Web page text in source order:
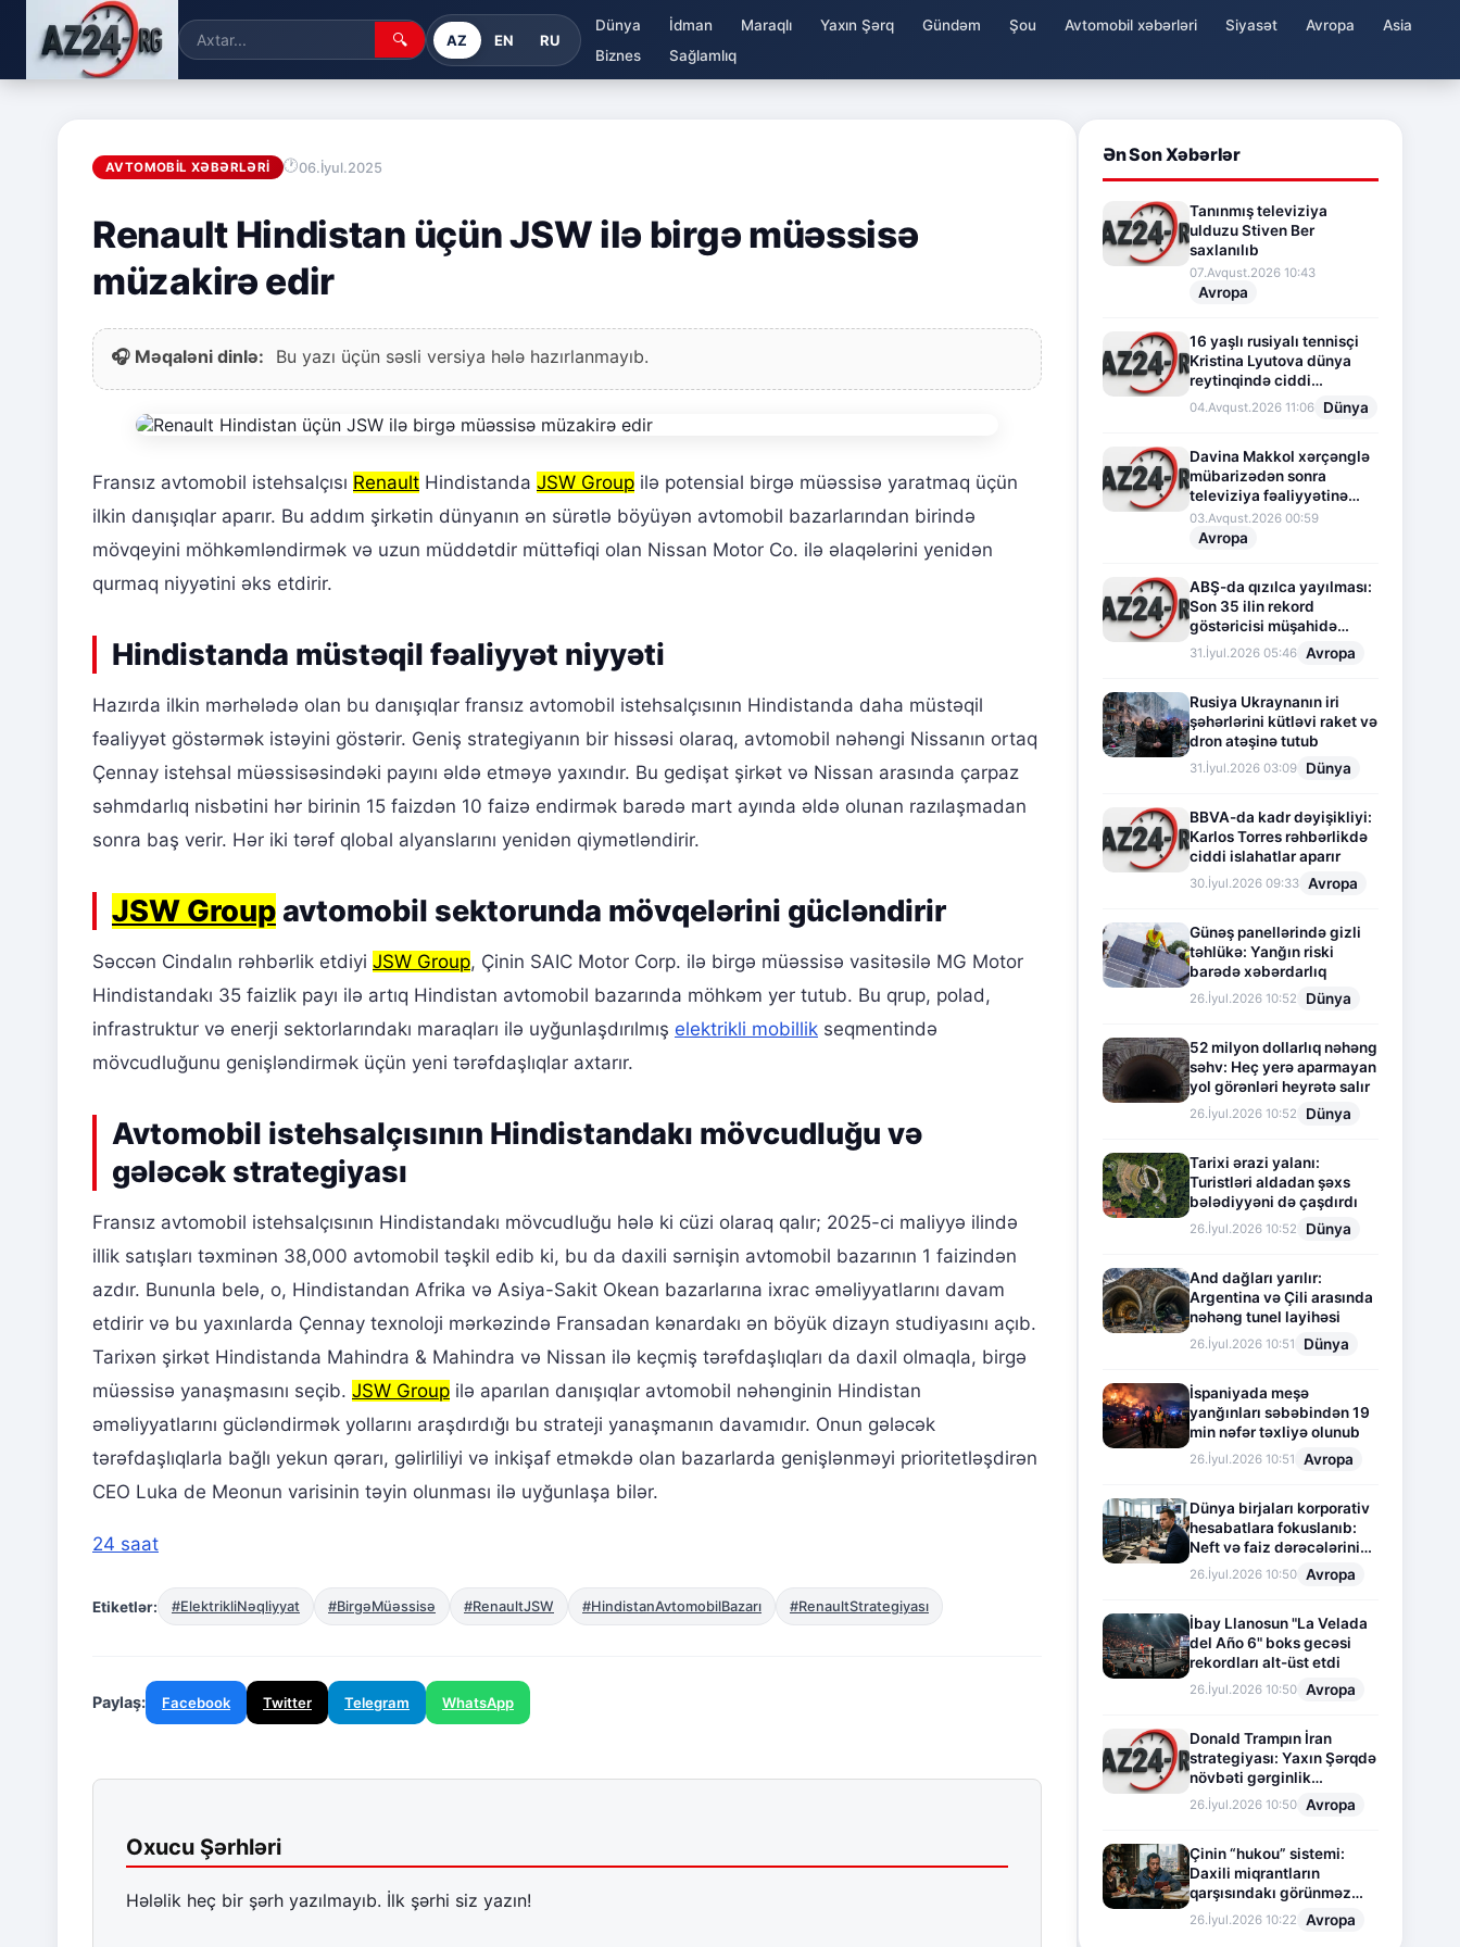
🔍 AZ EN RU
Dünya İdman Maraqlı Yaxın Şərq Gündəm Şou Avtomobil xəbərləri Siyasət Avropa
Asia
Biznes
Sağlamlıq
AVTOMOBIL XƏBƏRLƏRI 06.İyul.2025
Renault Hindistan üçün JSW ilə birgə müəssisə
müzakirə edir
🎧 Məqaləni dinlə: Bu yazı üçün səsli versiya hələ hazırlanmayıb.
Fransız avtomobil istehsalçısı Renault Hindistanda JSW Group ilə potensial birgə müəssisə yaratmaq üçün
ilkin danışıqlar aparır. Bu addım şirkətin dünyanın ən sürətlə böyüyən avtomobil bazarlarından birində
mövqeyini möhkəmləndirmək və uzun müddətdir müttəfiqi olan Nissan Motor Co. ilə əlaqələrini yenidən
qurmaq niyyətini əks etdirir.
Hindistanda müstəqil fəaliyyət niyyəti
Hazırda ilkin mərhələdə olan bu danışıqlar fransız avtomobil istehsalçısının Hindistanda daha müstəqil
fəaliyyət göstərmək istəyini göstərir. Geniş strategiyanın bir hissəsi olaraq, avtomobil nəhəngi Nissanın ortaq
Çennay istehsal müəssisəsindəki payını əldə etməyə yaxındır. Bu gedişat şirkət və Nissan arasında çarpaz
səhmdarlıq nisbətini hər birinin 15 faizdən 10 faizə endirmək barədə mart ayında əldə olunan razılaşmadan
sonra baş verir. Hər iki tərəf qlobal alyanslarını yenidən qiymətləndirir.
JSW Groupavtomobil sektorunda mövqelərini gücləndirir
Səccən Cindalın rəhbərlik etdiyi JSW Group, Çinin SAIC Motor Corp. ilə birgə müəssisə vasitəsilə MG Motor
Hindistandakı 35 faizlik payı ilə artıq Hindistan avtomobil bazarında möhkəm yer tutub. Bu qrup, polad,
infrastruktur və enerji sektorlarındakı maraqları ilə uyğunlaşdırılmış elektrikli mobillik seqmentində
mövcudluğunu genişləndirmək üçün yeni tərəfdaşlıqlar axtarır.
Avtomobil istehsalçısının Hindistandakı mövcudluğu və
gələcək strategiyası
Fransız avtomobil istehsalçısının Hindistandakı mövcudluğu hələ ki cüzi olaraq qalır; 2025-ci maliyyə ilində
illik satışları təxminən 38,000 avtomobil təşkil edib ki, bu da daxili sərnişin avtomobil bazarının 1 faizindən
azdır. Bununla belə, o, Hindistandan Afrika və Asiya-Sakit Okean bazarlarına ixrac əməliyyatlarını davam
etdirir və bu yaxınlarda Çennay texnoloji mərkəzində Fransadan kənardakı ən böyük dizayn studiyasını açıb.
Tarixən şirkət Hindistanda Mahindra & Mahindra və Nissan ilə keçmiş tərəfdaşlıqları da daxil olmaqla, birgə
müəssisə yanaşmasını seçib. JSW Group ilə aparılan danışıqlar avtomobil nəhənginin Hindistan
əməliyyatlarını gücləndirmək yollarını araşdırdığı bu strateji yanaşmanın davamıdır. Onun gələcək
tərəfdaşlıqlarla bağlı yekun qərarı, gəlirliliyi və inkişaf etməkdə olan bazarlarda genişlənməyi prioritetləşdirən
CEO Luka de Meonun varisinin təyin olunması ilə uyğunlaşa bilər.
24 saat
Etiketlər: #ElektrikliNəqliyyat #BirgəMüəssisə #RenaultJSW #HindistanAvtomobilBazarı #RenaultStrategiyası
Paylaş: Facebook Twitter Telegram WhatsApp
Oxucu Şərhləri
Hələlik heç bir şərh yazılmayıb. İlk şərhi siz yazın!
Ən Son Xəbərlər
Tanınmış televiziya
ulduzu Stiven Ber
saxlanılıb
07.Avqust.2026 10:43
Avropa
16 yaşlı rusiyalı tennisçi
Kristina Lyutova dünya
reytinqində ciddi
irəliləyişə imza atdı
04.Avqust.2026 11:06 Dünya
Davina Makkol xərçənglə
mübarizədən sonra
televiziya fəaliyyətinə
fasilə verir
03.Avqust.2026 00:59
Avropa
ABŞ-da qızılca yayılması:
Son 35 ilin rekord
göstəricisi müşahidə
olunur
31.İyul.2026 05:46 Avropa
Rusiya Ukraynanın iri
şəhərlərini kütləvi raket və
dron atəşinə tutub
31.İyul.2026 03:09 Dünya
BBVA-da kadr dəyişikliyi:
Karlos Torres rəhbərlikdə
ciddi islahatlar aparır
30.İyul.2026 09:33 Avropa
Günəş panellərində gizli
təhlükə: Yanğın riski
barədə xəbərdarlıq
26.İyul.2026 10:52 Dünya
52 milyon dollarlıq nəhəng
səhv: Heç yerə aparmayan
yol görənləri heyrətə salır
26.İyul.2026 10:52 Dünya
Tarixi ərazi yalanı:
Turistləri aldadan şəxs
bələdiyyəni də çaşdırdı
26.İyul.2026 10:52 Dünya
And dağları yarılır:
Argentina və Çili arasında
nəhəng tunel layihəsi
26.İyul.2026 10:51 Dünya
İspaniyada meşə
yanğınları səbəbindən 19
min nəfər təxliyə olunub
26.İyul.2026 10:51 Avropa
Dünya birjaları korporativ
hesabatlara fokuslanıb:
Neft və faiz dərəcələrinin
təsiri altında cari vəziyyət
26.İyul.2026 10:50 Avropa
İbay Llanosun "La Velada
del Año 6" boks gecəsi
rekordları alt-üst etdi
26.İyul.2026 10:50 Avropa
Donald Trampın İran
strategiyası: Yaxın Şərqdə
növbəti gərginlik
mərhələsi
26.İyul.2026 10:50 Avropa
Çinin “hukou” sistemi:
Daxili miqrantların
qarşısındakı görünməz
sədd
26.İyul.2026 10:22 Avropa